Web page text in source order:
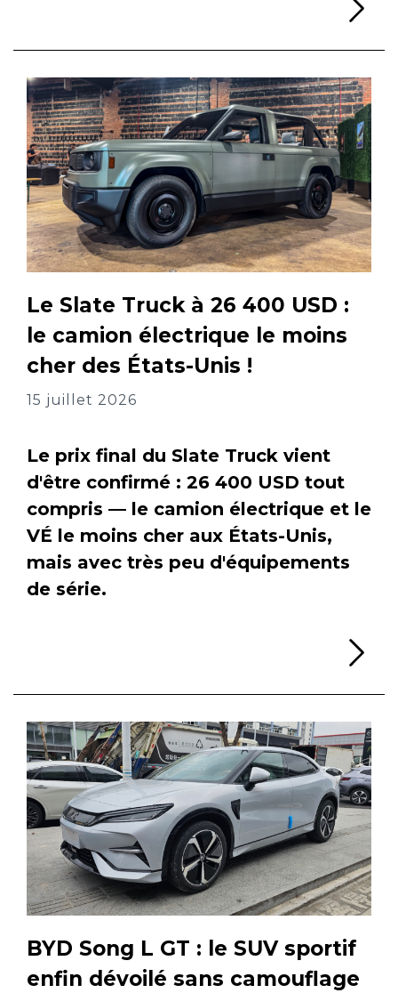
Le Slate Truck à 26 400 USD :
le camion électrique le moins
cher des États-Unis !
15 juillet 2026
Le prix final du Slate Truck vient
d'être confirmé : 26 400 USD tout
compris — le camion électrique et le
VÉ le moins cher aux États-Unis,
mais avec très peu d'équipements
de série.
BYD Song L GT : le SUV sportif
enfin dévoilé sans camouflage